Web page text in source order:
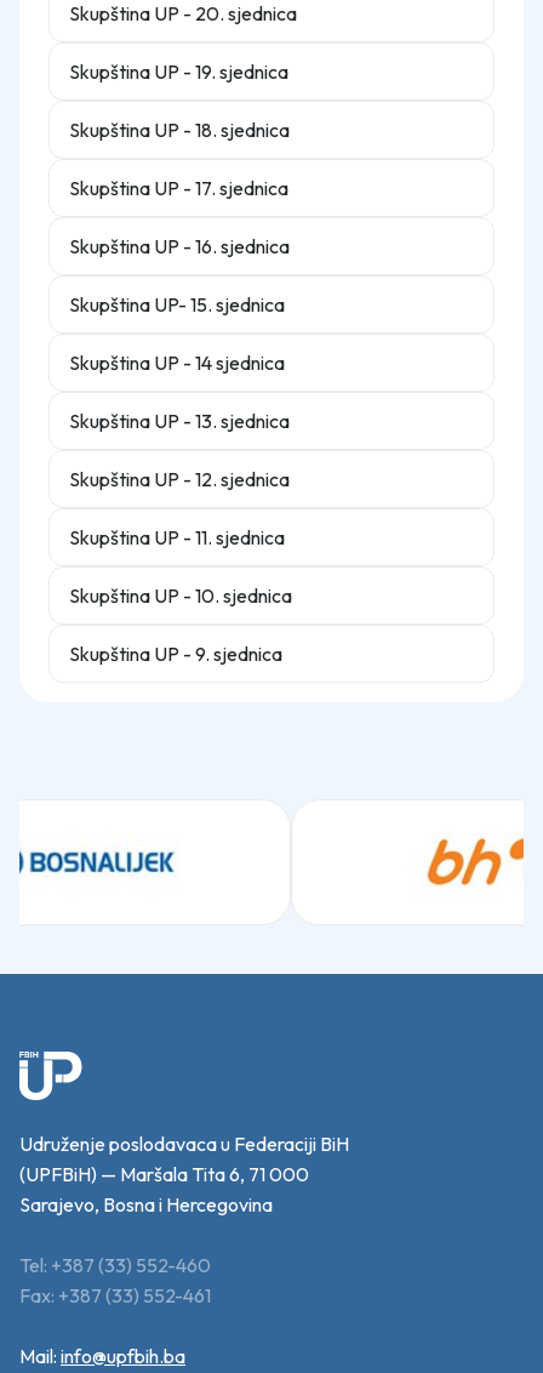
Skupština UP - 20. sjednica
Skupština UP - 19. sjednica
Skupština UP - 18. sjednica
Skupština UP - 17. sjednica
Skupština UP - 16. sjednica
Skupština UP- 15. sjednica
Skupština UP - 14 sjednica
Skupština UP - 13. sjednica
Skupština UP - 12. sjednica
Skupština UP - 11. sjednica
Skupština UP - 10. sjednica
Skupština UP - 9. sjednica
Udruženje poslodavaca u Federaciji BiH
(UPFBiH) — Maršala Tita 6, 71 000
Sarajevo, Bosna i Hercegovina
Tel: +387 (33) 552-460
Fax: +387 (33) 552-461
Mail: info@upfbih.ba